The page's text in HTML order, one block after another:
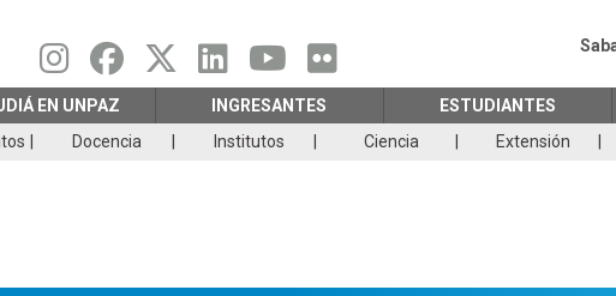
EN UNPAZ INGRESANTES ESTUDIANTES
Docencia Institutos Ciencia Extensión